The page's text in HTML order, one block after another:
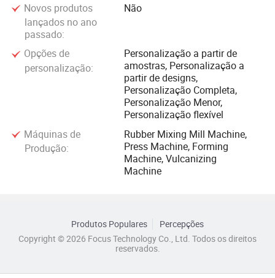
Novos produtos
lançados no ano
passado:
Não
Opções de
personalização:
Personalização a partir de
amostras, Personalização a
partir de designs,
Personalização Completa,
Personalização Menor,
Personalização flexível
Máquinas de
Produção:
Rubber Mixing Mill Machine,
Press Machine, Forming
Machine, Vulcanizing
Machine
Produtos Populares
Percepções
Copyright © 2026 Focus Technology Co., Ltd. Todos os direitos
reservados.